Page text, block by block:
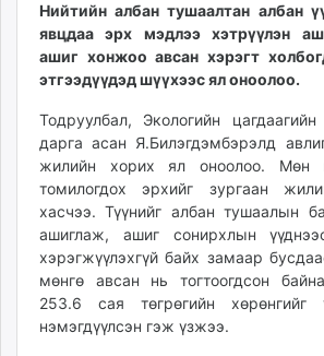
mminfo.mn
ugluu.mn
urlag.mn
asu.mn
shudarga.mn
shuurhai.mn
unuudur.mn
isee.mn
mglradio.com
fact.mn
itoim.mn
Нийтийн албан тушаалтан албан
явцдаа эрх мэдлээ хэтрүүлэн
ашиг хонжоо авсан хэрэгт
этгээдүүдэд шүүхээс ял оноолоо.
Тодруулбал, Экологийн
дарга асан Я.Билэгдэмбэрэлд
жилийн хорих ял оноолоо. Мөн
томилогдох эрхийг зургаан
хасчээ. Түүнийг албан тушаалын
ашиглаж, ашиг сонирхлын
хэрэгжүүлэхгүй байх замаар
мөнгө авсан нь тогтоогдсон
253.6 сая төгрөгийн хөрөнгийг
нэмэгдүүлсэн гэж үзжээ.